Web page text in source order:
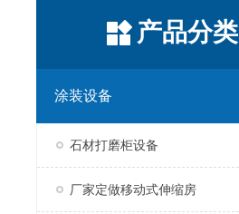
产品分类
涂装设备
石材打磨柜设备
厂家定做移动式伸缩房